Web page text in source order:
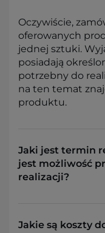
Oczywiście,
oferowanych
jednej sztuki.
posiadają
potrzebny do
na ten temat
produktu.
Jaki jest termin
jest możliwość
realizacji?
Jakie są koszty